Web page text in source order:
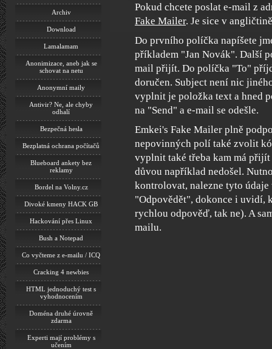
Archiv
Download
Lamalamam
Anonimizace, aneb jak se
schovat na netu
Anonymní maily
Antivir? Ne, ale chyby
odhalí
Bezpečná hesla
Bezplatná ochrana počítačů
Blueboard ankety bez
reklamy
Bordel na Volny.cz
Divoké kmeny HACK GB
Hackování přes Linux
Bush a Notepad
Co vyčteme z e-mailu / ICQ
Cracking 4 newbies
HTML jednoduchý test s
vyhodnocením
Doména druhé úrovně
zdarma
Experti mají problémy s
učením
Pokud chcete poslat e-mail z
Fake Mailer. Je sice v
Do prvního políčka napíšete
příkladem "Jan Novák". Další
mail přijít. Do políčka "To"
doručen. Subject není nic
vyplnit je položka text a hned
na "Send" a e-mail se odešle.
Emkei's Fake Mailer plně
nepovinných polí také zvolit
vyplnit také třeba kam má
důvou například nedošel.
kontrolovat, nalezne tyto
"Odpovědět", dokonce i uvidí,
rychlou odpověď, tak ne). A
mailu.